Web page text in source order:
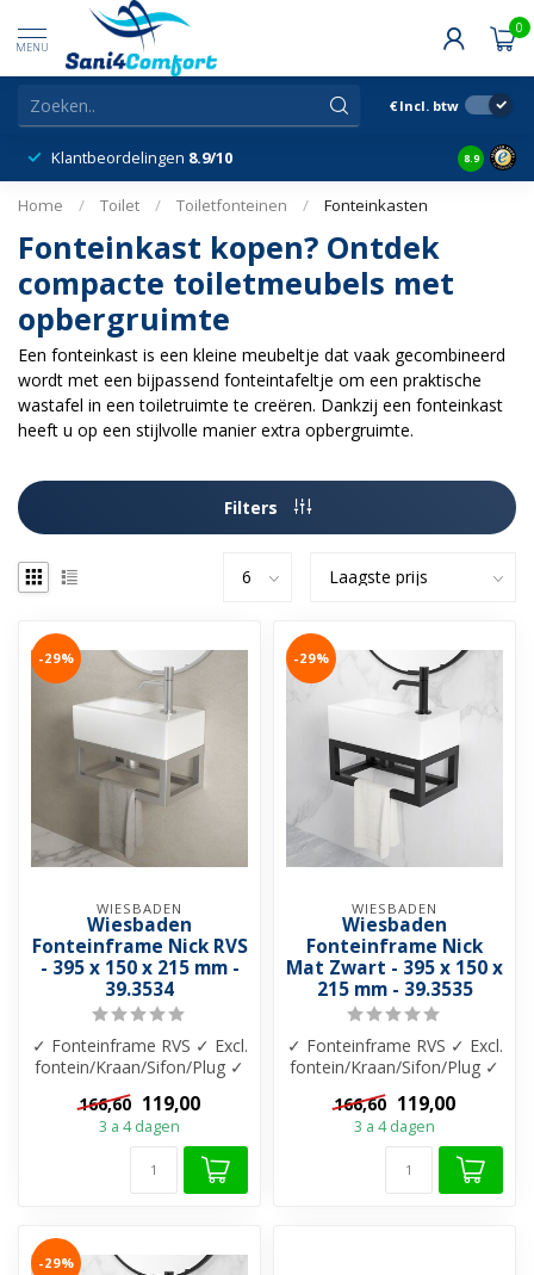
MENU
0
€ Incl. btw
Klantbeordelingen 8.9/10 8.9
Home / Toilet / Toiletfonteinen / Fonteinkasten
Fonteinkast kopen? Ontdek
compacte toiletmeubels met
opbergruimte
Een fonteinkast is een kleine meubeltje dat vaak gecombineerd
wordt met een bijpassend fonteintafeltje om een praktische
wastafel in een toiletruimte te creëren. Dankzij een fonteinkast
heeft u op een stijlvolle manier extra opbergruimte.
Filters
-29%
WIESBADEN
Wiesbaden
Fonteinframe Nick RVS
- 395 x 150 x 215 mm -
39.3534
✓ Fonteinframe RVS ✓ Excl.
fontein/Kraan/Sifon/Plug ✓
Handdoekh...
166,60 119,00
3 a 4 dagen
-29%
WIESBADEN
Wiesbaden
Fonteinframe Nick
Mat Zwart - 395 x 150 x
215 mm - 39.3535
✓ Fonteinframe RVS ✓ Excl.
fontein/Kraan/Sifon/Plug ✓
Handdoekh...
166,60 119,00
3 a 4 dagen
-29%